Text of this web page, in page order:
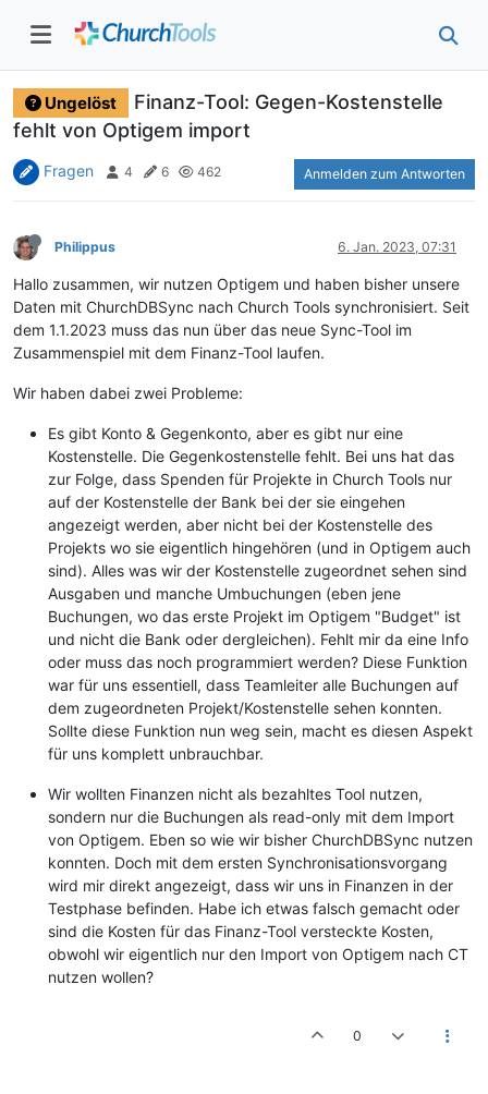
Ungelöst
Finanz-Tool: Gegen-Kostenstelle
fehlt von Optigem import
Fragen 4 6 462 Anmelden zum Antworten
Philippus 6. Jan. 2023, 07:31
Hallo zusammen, wir nutzen Optigem und haben bisher unsere
Daten mit ChurchDBSync nach Church Tools synchronisiert. Seit
dem 1.1.2023 muss das nun über das neue Sync-Tool im
Zusammenspiel mit dem Finanz-Tool laufen.
Wir haben dabei zwei Probleme:
Es gibt Konto & Gegenkonto, aber es gibt nur eine
Kostenstelle. Die Gegenkostenstelle fehlt. Bei uns hat das
zur Folge, dass Spenden für Projekte in Church Tools nur
auf der Kostenstelle der Bank bei der sie eingehen
angezeigt werden, aber nicht bei der Kostenstelle des
Projekts wo sie eigentlich hingehören (und in Optigem auch
sind). Alles was wir der Kostenstelle zugeordnet sehen sind
Ausgaben und manche Umbuchungen (eben jene
Buchungen, wo das erste Projekt im Optigem "Budget" ist
und nicht die Bank oder dergleichen). Fehlt mir da eine Info
oder muss das noch programmiert werden? Diese Funktion
war für uns essentiell, dass Teamleiter alle Buchungen auf
dem zugeordneten Projekt/Kostenstelle sehen konnten.
Sollte diese Funktion nun weg sein, macht es diesen Aspekt
für uns komplett unbrauchbar.
Wir wollten Finanzen nicht als bezahltes Tool nutzen,
sondern nur die Buchungen als read-only mit dem Import
von Optigem. Eben so wie wir bisher ChurchDBSync nutzen
konnten. Doch mit dem ersten Synchronisationsvorgang
wird mir direkt angezeigt, dass wir uns in Finanzen in der
Testphase befinden. Habe ich etwas falsch gemacht oder
sind die Kosten für das Finanz-Tool versteckte Kosten,
obwohl wir eigentlich nur den Import von Optigem nach CT
nutzen wollen?
0